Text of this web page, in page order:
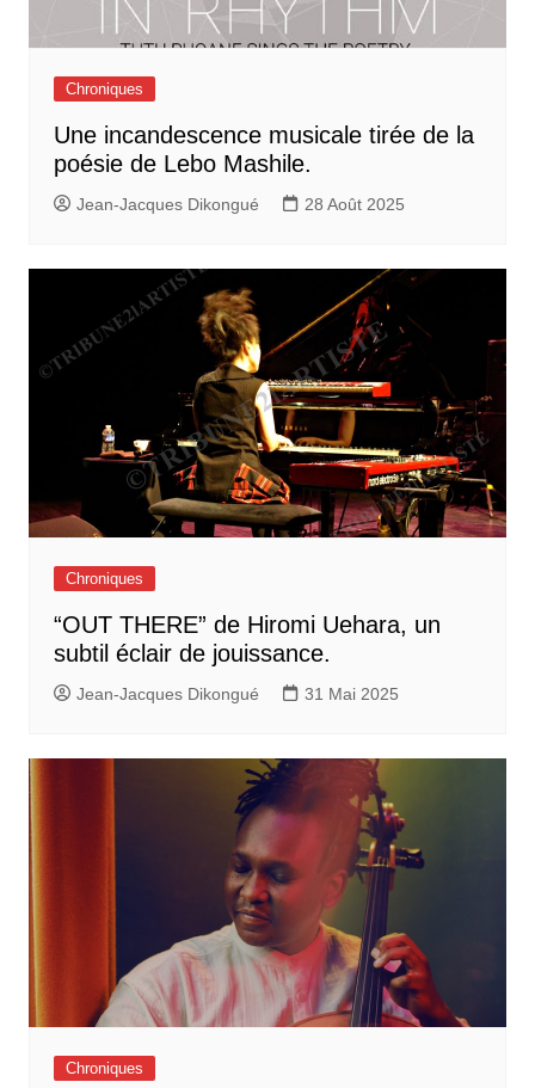
Chroniques
Une incandescence musicale tirée de la
poésie de Lebo Mashile.
Jean-Jacques Dikongué 28 Août 2025
Chroniques
“OUT THERE” de Hiromi Uehara, un
subtil éclair de jouissance.
Jean-Jacques Dikongué 31 Mai 2025
Chroniques